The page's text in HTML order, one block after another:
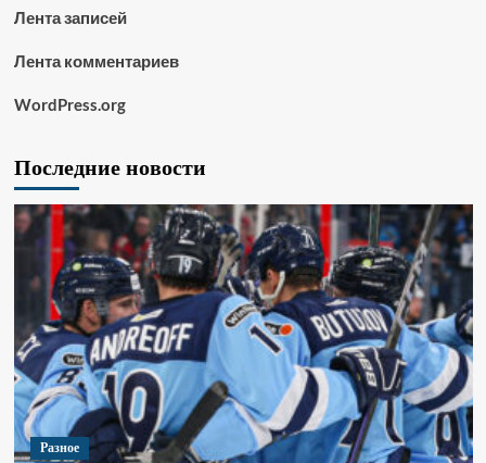
Лента записей
Лента комментариев
WordPress.org
Последние новости
Разное